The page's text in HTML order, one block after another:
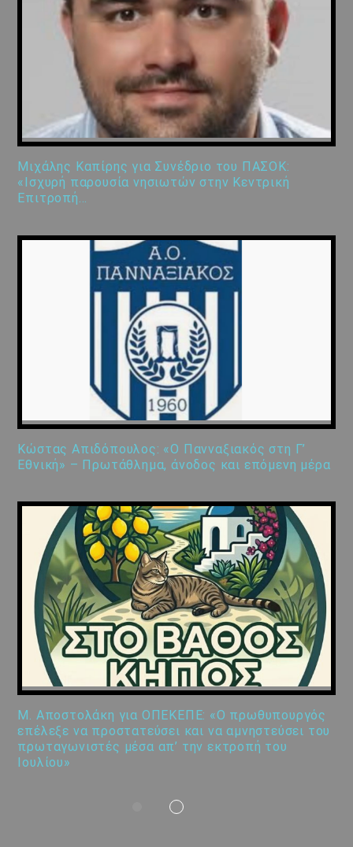
Μιχάλης Καπίρης για Συνέδριο του ΠΑΣΟΚ:
«Ισχυρή παρουσία νησιωτών στην Κεντρική
Επιτροπή…
Κώστας Απιδόπουλος: «Ο Πανναξιακός στη Γ’
Εθνική» – Πρωτάθλημα, άνοδος και επόμενη μέρα
Μ. Αποστολάκη για ΟΠΕΚΕΠΕ: «Ο πρωθυπουργός
επέλεξε να προστατεύσει και να αμνηστεύσει του
πρωταγωνιστές μέσα απ’ την εκτροπή του
Ιουλίου»